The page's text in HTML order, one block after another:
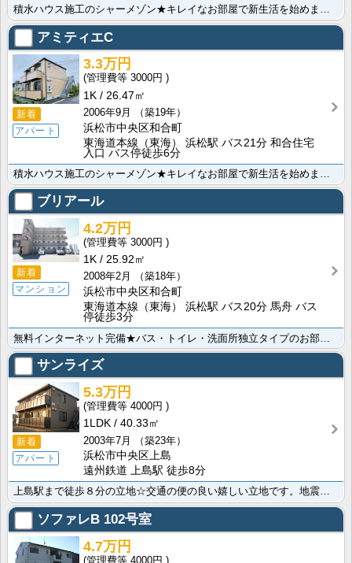
アミティエC
新着
アパート
3.3万円
3000円
1K
26.47㎡
2006年9月
（築19年）
浜松市中央区和合町
東海道本線（東海） 浜松駅 バス21分 和合住宅
入口 バス停徒歩6分
ブリアール
新着
マンション
4.2万円
3000円
1K
25.92㎡
2008年2月
（築18年）
浜松市中央区和合町
東海道本線（東海） 浜松駅 バス20分 馬舟 バス
停徒歩3分
サンライズ
新着
アパート
5.3万円
4000円
1LDK
40.33㎡
2003年7月
（築23年）
浜松市中央区上島
遠州鉄道 上島駅 徒歩8分
上島駅まで徒歩８分の立地☆交通の便の良い嬉しい立地です。地震に強いセキスイハイムさん建築のお部屋。縦･･･
ソファレB 102号室
4.7万円
4000円